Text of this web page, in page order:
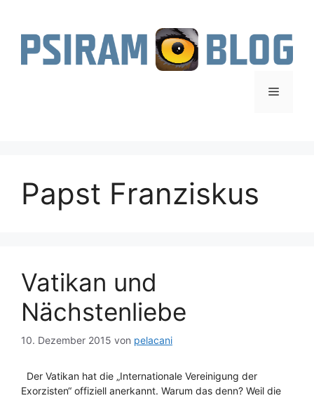
springen
Menü
Papst Franziskus
Vatikan und
Nächstenliebe
10. Dezember 2015 von pelacani
Der Vatikan hat die „Internationale Vereinigung der
Exorzisten“ offiziell anerkannt. Warum das denn? Weil die